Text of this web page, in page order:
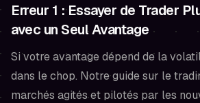
Erreur 1 : Essayer de Trader
avec un Seul Avantage
Si votre avantage dépend de la
dans le chop. Notre guide sur le
marchés agités et pilotés par les